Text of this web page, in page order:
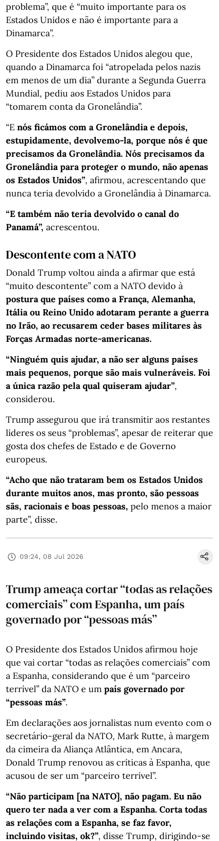
problema”, que é “muito importante para os
Estados Unidos e não é importante para a
Dinamarca”.
O Presidente dos Estados Unidos alegou que,
quando a Dinamarca foi “atropelada pelos nazis
em menos de um dia” durante a Segunda Guerra
Mundial, pediu aos Estados Unidos para
“tomarem conta da Gronelândia”.
“E nós ficámos com a Gronelândia e depois,
estupidamente, devolvemo-la, porque nós é que
precisamos da Gronelândia. Nós precisamos da
Gronelândia para proteger o mundo, não apenas
os Estados Unidos”, afirmou, acrescentando que
nunca teria devolvido a Gronelândia à Dinamarca.
“E também não teria devolvido o canal do
Panamá”, acrescentou.
Descontente com a NATO
Donald Trump voltou ainda a afirmar que está
“muito descontente” com a NATO devido à
postura que países como a França, Alemanha,
Itália ou Reino Unido adotaram perante a guerra
no Irão, ao recusarem ceder bases militares às
Forças Armadas norte-americanas.
“Ninguém quis ajudar, a não ser alguns países
mais pequenos, porque são mais vulneráveis. Foi
a única razão pela qual quiseram ajudar”,
considerou.
Trump assegurou que irá transmitir aos restantes
líderes os seus “problemas”, apesar de reiterar que
gosta dos chefes de Estado e de Governo
europeus.
“Acho que não trataram bem os Estados Unidos
durante muitos anos, mas pronto, são pessoas
sãs, racionais e boas pessoas, pelo menos a maior
parte”, disse.
09:24, 08 Jul 2026
Trump ameaça cortar “todas as relações
comerciais” com Espanha, um país
governado por “pessoas más”
O Presidente dos Estados Unidos afirmou hoje
que vai cortar “todas as relações comerciais” com
a Espanha, considerando que é um “parceiro
terrível” da NATO e um país governado por
“pessoas más”.
Em declarações aos jornalistas num evento com o
secretário-geral da NATO, Mark Rutte, à margem
da cimeira da Aliança Atlântica, em Ancara,
Donald Trump renovou as críticas à Espanha, que
acusou de ser um “parceiro terrível”.
“Não participam [na NATO], não pagam. Eu não
quero ter nada a ver com a Espanha. Corta todas
as relações com a Espanha, se faz favor,
incluindo visitas, ok?”, disse Trump, dirigindo-se